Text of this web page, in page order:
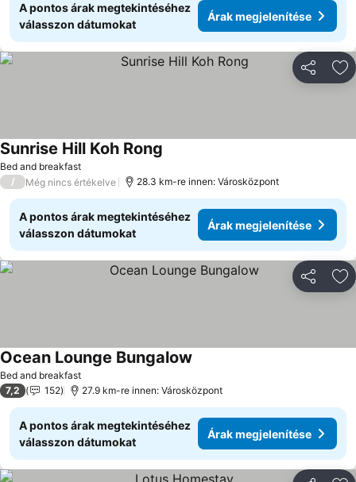
A pontos árak megtekintéséhez
válasszon dátumokat
Árak megjelenítése
Bed and breakfast
Sunrise Hill Koh Rong
/ Még nincs értékelve 28.3 km-re innen: Városközpont
A pontos árak megtekintéséhez
válasszon dátumokat
Árak megjelenítése
Bed and breakfast
Ocean Lounge Bungalow
7,2 152 27.9 km-re innen: Városközpont
A pontos árak megtekintéséhez
válasszon dátumokat
Árak megjelenítése